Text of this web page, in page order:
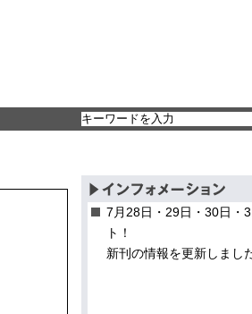
7月28日・29日・30日・
ト！
新刊の情報を更新しまし